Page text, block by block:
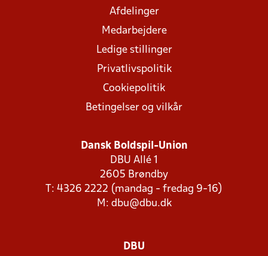
Afdelinger
Medarbejdere
Ledige stillinger
Privatlivspolitik
Cookiepolitik
Betingelser og vilkår
Dansk Boldspil-Union
DBU Allé 1
2605 Brøndby
T: 4326 2222 (mandag - fredag 9-16)
M: dbu@dbu.dk
DBU